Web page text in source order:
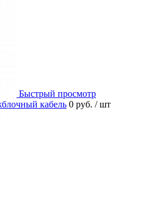
Быстрый просмотр
кабель 0 руб. / шт